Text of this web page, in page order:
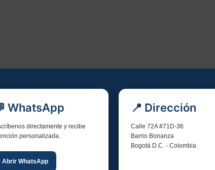
WhatsApp
directamente y recibe
personalizada.
Abrir WhatsApp
📍 Dirección
Calle 72A #71D-36
Barrio Bonanza
Bogotá D.C. - Colombia